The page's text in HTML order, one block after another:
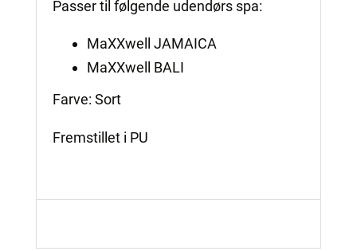
Passer til følgende udendørs spa:
MaXXwell JAMAICA
MaXXwell BALI
Farve: Sort
Fremstillet i PU